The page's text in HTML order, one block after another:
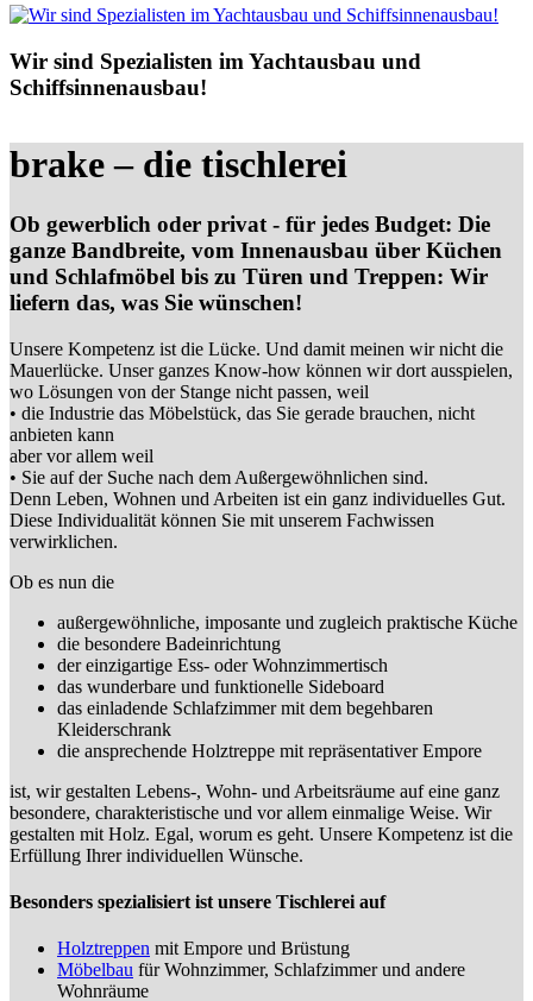
Wir sind Spezialisten im Yachtausbau und
Schiffsinnenausbau!
brake – die tischlerei
Ob gewerblich oder privat - für jedes Budget: Die
ganze Bandbreite, vom Innenausbau über Küchen
und Schlafmöbel bis zu Türen und Treppen: Wir
liefern das, was Sie wünschen!
Unsere Kompetenz ist die Lücke. Und damit meinen wir nicht die
Mauerlücke. Unser ganzes Know-how können wir dort ausspielen,
wo Lösungen von der Stange nicht passen, weil
• die Industrie das Möbelstück, das Sie gerade brauchen, nicht
anbieten kann
aber vor allem weil
• Sie auf der Suche nach dem Außergewöhnlichen sind.
Denn Leben, Wohnen und Arbeiten ist ein ganz individuelles Gut.
Diese Individualität können Sie mit unserem Fachwissen
verwirklichen.
Ob es nun die
außergewöhnliche, imposante und zugleich praktische Küche
die besondere Badeinrichtung
der einzigartige Ess- oder Wohnzimmertisch
das wunderbare und funktionelle Sideboard
das einladende Schlafzimmer mit dem begehbaren
Kleiderschrank
die ansprechende Holztreppe mit repräsentativer Empore
ist, wir gestalten Lebens-, Wohn- und Arbeitsräume auf eine ganz
besondere, charakteristische und vor allem einmalige Weise. Wir
gestalten mit Holz. Egal, worum es geht. Unsere Kompetenz ist die
Erfüllung Ihrer individuellen Wünsche.
Besonders spezialisiert ist unsere Tischlerei auf
Holztreppen mit Empore und Brüstung
Möbelbau für Wohnzimmer, Schlafzimmer und andere
Wohnräume